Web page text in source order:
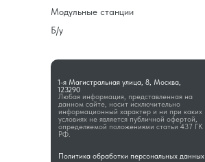
Любая информация, представленная на
данном сайте, носит исключительно
информационный характер и ни при каких
условиях не является публичной офертой,
определяемой положениями статьи 437 ГК
РФ.
1-я Магистральная улица, 8, Москва,
123290
Модульные станции
Б/у
Политика обработки персональных данных